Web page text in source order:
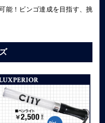
能！ビンゴ達成を目指す、挑